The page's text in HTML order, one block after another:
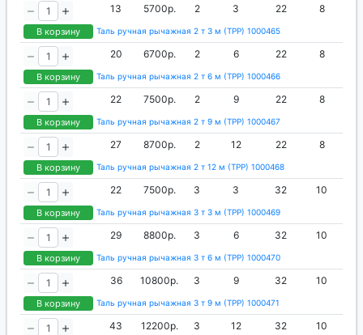
В корзину
13 5700р. 2 3 22 8
Таль ручная рычажная 2 т 3 м (ТРР) 1000465
В корзину
20 6700р. 2 6 22 8
Таль ручная рычажная 2 т 6 м (ТРР) 1000466
В корзину
22 7500р. 2 9 22 8
Таль ручная рычажная 2 т 9 м (ТРР) 1000467
В корзину
27 8700р. 2 12 22 8
Таль ручная рычажная 2 т 12 м (ТРР) 1000468
В корзину
22 7500р. 3 3 32 10
Таль ручная рычажная 3 т 3 м (ТРР) 1000469
В корзину
29 8800р. 3 6 32 10
Таль ручная рычажная 3 т 6 м (ТРР) 1000470
В корзину
36 10800р. 3 9 32 10
Таль ручная рычажная 3 т 9 м (ТРР) 1000471
43 12200р. 3 12 32 10